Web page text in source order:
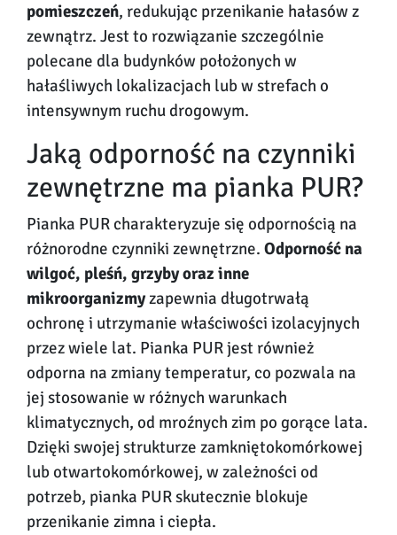
pomieszczeń, redukując przenikanie hałasów z
zewnątrz. Jest to rozwiązanie szczególnie
polecane dla budynków położonych w
hałaśliwych lokalizacjach lub w strefach o
intensywnym ruchu drogowym.
Jaką odporność na czynniki
zewnętrzne ma pianka PUR?
Pianka PUR charakteryzuje się odpornością na
różnorodne czynniki zewnętrzne. Odporność na
wilgoć, pleśń, grzyby oraz inne
mikroorganizmyzapewnia długotrwałą
ochronę i utrzymanie właściwości izolacyjnych
przez wiele lat. Pianka PUR jest również
odporna na zmiany temperatur, co pozwala na
jej stosowanie w różnych warunkach
klimatycznych, od mroźnych zim po gorące lata.
Dzięki swojej strukturze zamkniętokomórkowej
lub otwartokomórkowej, w zależności od
potrzeb, pianka PUR skutecznie blokuje
przenikanie zimna i ciepła.